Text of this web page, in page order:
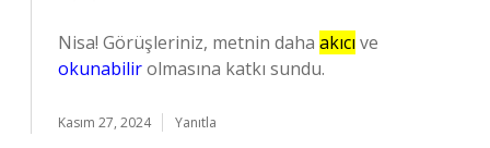
Nisa! Görüşleriniz, metnin daha akıcı ve
okunabilirolmasına katkı sundu.
Kasım 27, 2024 Yanıtla